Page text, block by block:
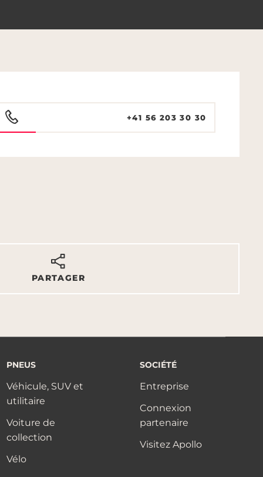
+41 56 203 30 30
PARTAGER
PNEUS
Véhicule, SUV et
utilitaire
Voiture de
collection
Vélo
SOCIÉTÉ
Entreprise
Connexion
partenaire
Visitez Apollo